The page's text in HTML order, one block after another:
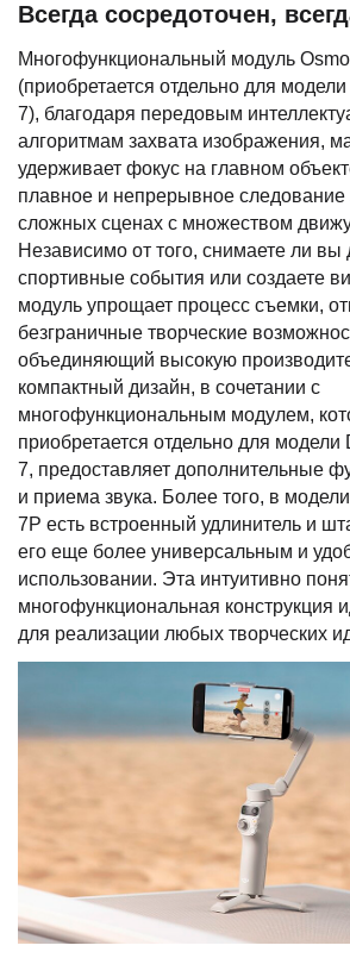
Всегда сосредоточен,
Многофункциональный модуль
(приобретается отдельно для
7), благодаря передовым
алгоритмам захвата изображения,
удерживает фокус на главном
плавное и непрерывное
сложных сценах с множеством
Независимо от того, снимаете ли
спортивные события или создаете
модуль упрощает процесс съемки,
безграничные творческие
объединяющий высокую
компактный дизайн, в сочетании с
многофункциональным модулем,
приобретается отдельно для
7, предоставляет дополнительные
и приема звука. Более того, в
7P есть встроенный удлинитель и
его еще более универсальным и
использовании. Эта интуитивно
многофункциональная конструкция
для реализации любых творческих